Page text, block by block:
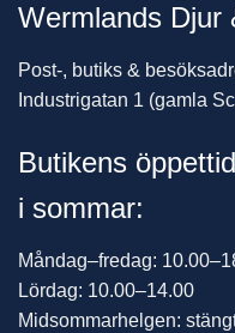
Wermlands Djur
Post-, butiks &
Industrigatan 1 (gamla
Butikens
i sommar:
Måndag–fredag:
Lördag: 10.00–14.00
Midsommarhelgen: